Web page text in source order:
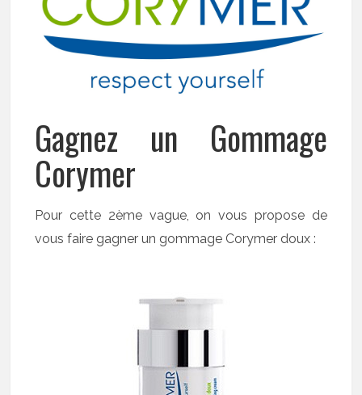
Gagnez un Gommage
Corymer
Pour cette 2ème vague, on vous propose de
vous faire gagner un gommage Corymer doux :